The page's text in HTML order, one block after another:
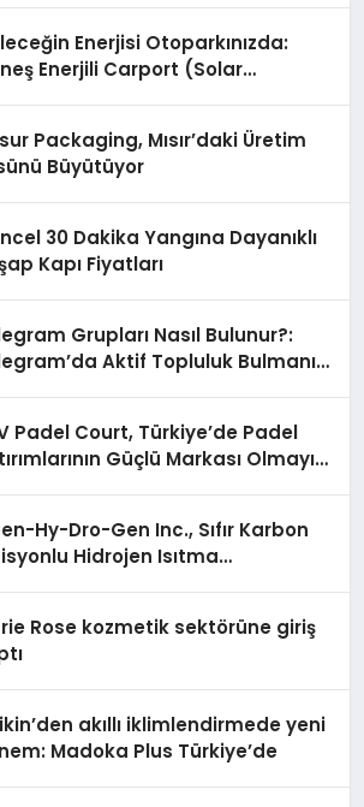
Enerjisi Otoparkınızda:
Enerjili Carport (Solar
Packaging, Mısır’daki Üretim
Büyütüyor
30 Dakika Yangına Dayanıklı
Kapı Fiyatları
Grupları Nasıl Bulunur?:
Aktif Topluluk Bulmanın
Padel Court, Türkiye’de Padel
Güçlü Markası Olmayı
Hy-Dro-Gen Inc., Sıfır Karbon
Hidrojen Isıtma
Rose kozmetik sektörüne giriş
akıllı iklimlendirmede yeni
Madoka Plus Türkiye’de